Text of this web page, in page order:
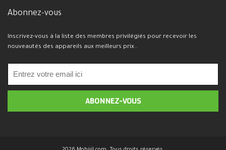
Abonnez-vous
Inscrivez-vous à la liste des membres privilégiés pour recevoir les
nouveautés des appareils aux meilleurs prix..